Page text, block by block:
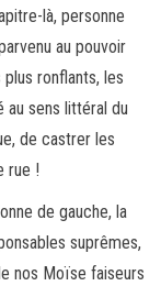
là, personne
au pouvoir
ronflants, les
au sens littéral du
de castrer les
rue !
de gauche, la
suprêmes,
nos Moïse faiseurs